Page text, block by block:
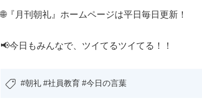
🌐『月刊朝礼』ホームページは平日毎日更新！
📢今日もみんなで、ツイてるツイてる！！
#朝礼 #社員教育 #今日の言葉